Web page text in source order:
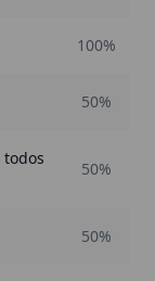
100%
50%
50%
50%